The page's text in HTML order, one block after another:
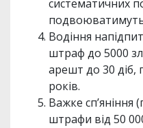
систематичних
Водіння
штраф до 5000
арешт до 30 діб,
років.
Важке сп’яніння
штрафи від 50